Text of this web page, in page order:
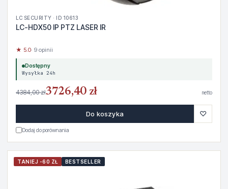
LC SECURITY · ID 10613
LC-HDX50 IP PTZ LASER IR
★ 5.0· 9 opinii
Dostępny
Wysyłka 24h
4384,00 zł3726,40 zł netto
Do koszyka ♡
Dodaj do porównania
TANIEJ -60 ZŁ BESTSELLER